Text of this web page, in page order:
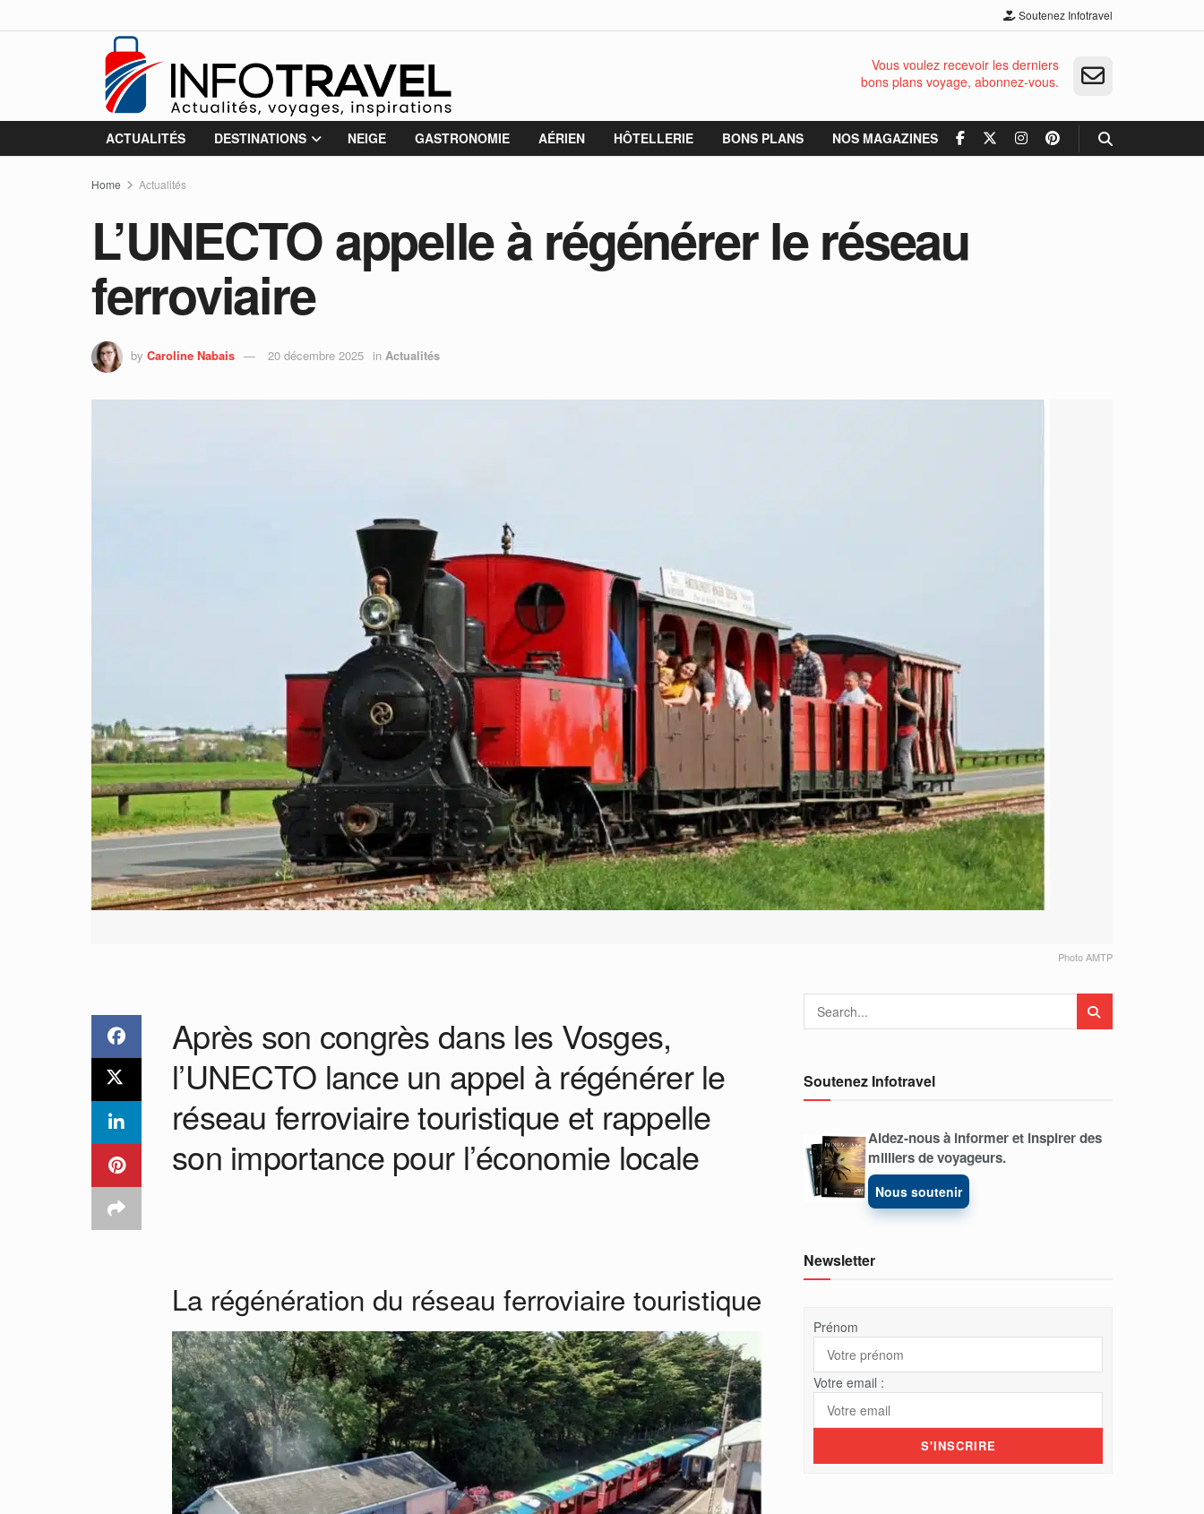
Soutenez Infotravel
Vous voulez recevoir les derniers
bons plans voyage, abonnez-vous.
ACTUALITÉS DESTINATIONS NEIGE GASTRONOMIE AÉRIEN HÔTELLERIE BONS PLANS NOS MAGAZINES
Home Actualités
L’UNECTO appelle à régénérer le réseau
ferroviaire
by Caroline Nabais 20 décembre 2025 in Actualités
Photo AMTP
Après son congrès dans les Vosges,
l’UNECTO lance un appel à régénérer le
réseau ferroviaire touristique et rappelle
son importance pour l’économie locale
La régénération du réseau ferroviaire touristique
Soutenez Infotravel
Aidez-nous à informer et inspirer des
milliers de voyageurs.
Nous soutenir
Newsletter
Prénom
Votre email :